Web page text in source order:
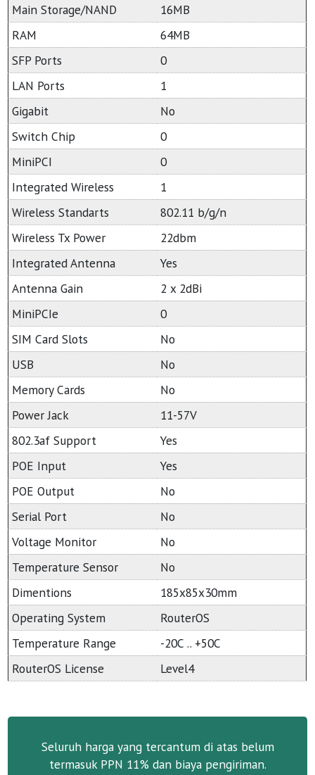
Main Storage/NAND
16MB
RAM
64MB
SFP Ports
0
LAN Ports
1
Gigabit
No
Switch Chip
0
MiniPCI
0
Integrated Wireless
1
Wireless Standarts
802.11 b/g/n
Wireless Tx Power
22dbm
Integrated Antenna
Yes
Antenna Gain
2 x 2dBi
MiniPCIe
0
SIM Card Slots
No
USB
No
Memory Cards
No
Power Jack
11-57V
802.3af Support
Yes
POE Input
Yes
POE Output
No
Serial Port
No
Voltage Monitor
No
Temperature Sensor
No
Dimentions
185x85x30mm
Operating System
RouterOS
Temperature Range
-20C .. +50C
RouterOS License
Level4
Seluruh harga yang tercantum di atas belum
termasuk PPN 11% dan biaya pengiriman.